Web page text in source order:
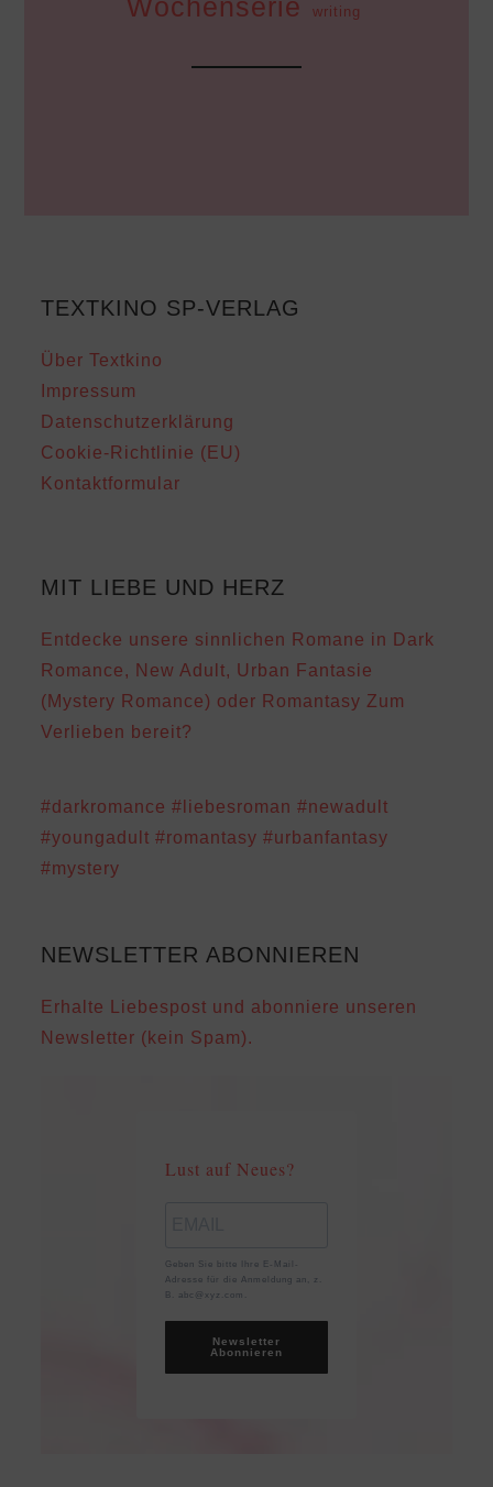
Wochenserie writing
TEXTKINO SP-VERLAG
Über Textkino
Impressum
Datenschutzerklärung
Cookie-Richtlinie (EU)
Kontaktformular
MIT LIEBE UND HERZ
Entdecke unsere sinnlichen Romane in Dark
Romance, New Adult, Urban Fantasie
(Mystery Romance) oder Romantasy Zum
Verlieben bereit?
#darkromance #liebesroman #newadult
#youngadult #romantasy#urbanfantasy
#mystery
NEWSLETTER ABONNIEREN
Erhalte Liebespost und abonniere unseren
Newsletter (kein Spam).
Lust auf Neues?
Geben Sie bitte Ihre E-Mail-
Adresse für die Anmeldung an, z.
B. abc@xyz.com.
Newsletter
Abonnieren